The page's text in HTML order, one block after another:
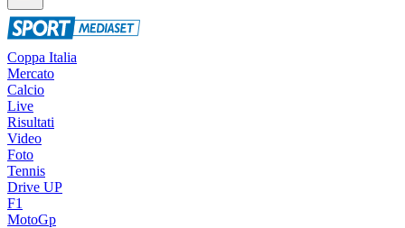
Coppa Italia
Mercato
Calcio
Live
Risultati
Video
Foto
Tennis
Drive UP
F1
MotoGp